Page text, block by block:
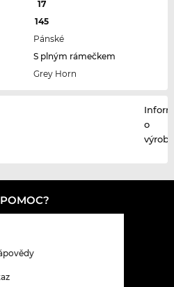
17
145
Pánské
S plným rámečkem
Grey Horn
o